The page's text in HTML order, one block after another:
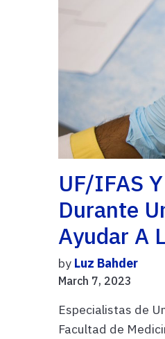
UF/IFAS
Durante
Ayudar A
by Luz Bahder
March 7, 2023
Especialistas de
Facultad de